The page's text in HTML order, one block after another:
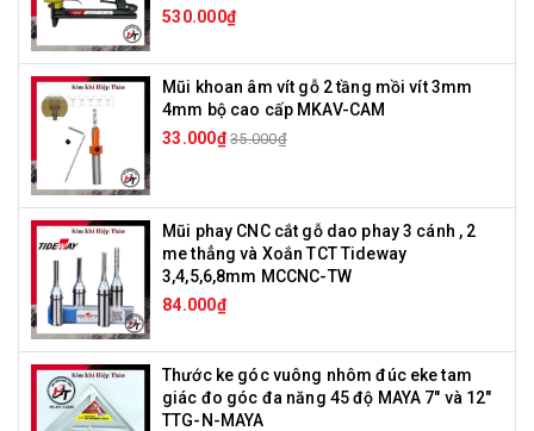
530.000₫
Mũi khoan âm vít gỗ 2 tầng mồi vít 3mm
4mm bộ cao cấp MKAV-CAM
33.000₫ 35.000₫
Mũi phay CNC cắt gỗ dao phay 3 cánh , 2
me thẳng và Xoắn TCT Tideway
3,4,5,6,8mm MCCNC-TW
84.000₫
Thước ke góc vuông nhôm đúc eke tam
giác đo góc đa năng 45 độ MAYA 7" và 12"
TTG-N-MAYA